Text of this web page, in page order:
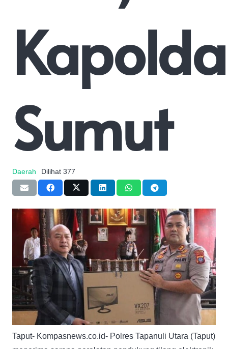
Kapolda
Sumut
Daerah Dilihat 377
Taput- Kompasnews.co.id- Polres Tapanuli Utara (Taput)